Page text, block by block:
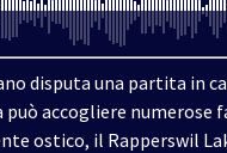
disputa una partita in
accogliere numerose
ostico, il Rapperswil